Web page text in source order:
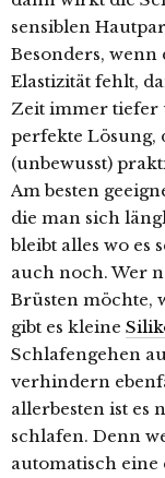
sensiblen
Besonders,
Elastizität fehlt,
Zeit immer tiefer
perfekte Lösung,
(unbewusst)
Am besten
die man sich
bleibt alles wo es
auch noch. Wer
Brüsten möchte,
gibt es kleine
Schlafengehen
verhindern
allerbesten ist es
schlafen. Denn
automatisch